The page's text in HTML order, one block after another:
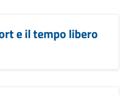
e il tempo libero